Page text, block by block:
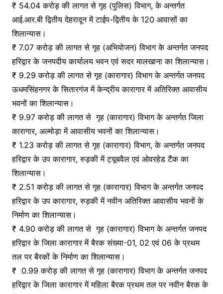
₹ 54.04 करोड़ की लागत से गृह (पुलिस) विभाग, के अन्तर्गत
आई.आर.बी द्वितीय देहरादून में टाईप-द्वितीय के 120 आवासों का
शिलान्यास।
₹ 7.07 करोड़ की लागत से गृह (अभियोजन) विभाग के अन्तर्गत जनपद
हरिद्वार के जनपदीय कार्यालय भवन एवं सदर मालखाना का शिलान्यास।
₹ 9.29 करोड़ की लागत से गृह (कारागार) विभाग के अन्तर्गत जनपद
ऊधमसिंहनगर के सितारगंज में केन्द्रीय कारागार में अतिरिक्त आवासीय
भवनों का शिलान्यास।
₹ 9.97 करोड़ की लागत से गृह (कारागार) विभाग के अन्तर्गत जिला
कारागार, अल्मोड़ा में आवासीय भवनों का शिलान्यास।
₹ 1.23 करोड़ की लागत से गृह (कारागार) विभाग, के अन्तर्गत जनपद
हरिद्वार के उप कारागार, रुड़की में ट्यूबवैल एवं ओवरहेड टैंक का
शिलान्यास।
₹ 2.51 करोड़ की लागत से गृह (कारागार) विभाग के अन्तर्गत जनपद
हरिद्वार के उप कारागार, रुड़की में नवीन अतिरिक्त आवासीय भवनों के
निर्माण का शिलान्यास।
₹ 4.90 करोड़ की लागत से गृह (कारागार) विभाग के अन्तर्गत जनपद
हरिद्वार के जिला कारागार में बैरक संख्या-01, 02 एवं 06 के प्रथम
तल पर बैरकों के निर्माण का शिलान्यास।
₹ 0.99 करोड़ की लागत से गृह (कारागार) विभाग के अन्तर्गत जनपद
हरिद्वार के जिला कारागार में महिला बैरक प्रथम तल पर नवीन बैरक के